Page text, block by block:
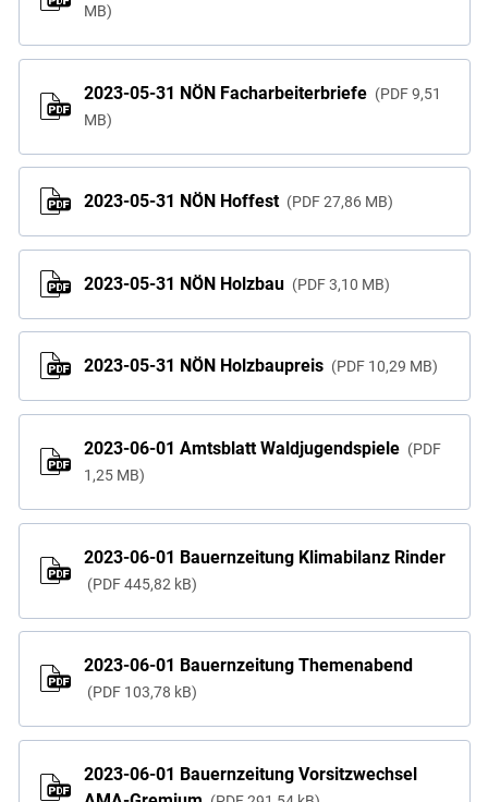
MB
2023-05-31 NÖN Facharbeiterbriefe PDF 9,51
MB
2023-05-31 NÖN Hoffest PDF 27,86 MB
2023-05-31 NÖN Holzbau PDF 3,10 MB
2023-05-31 NÖN Holzbaupreis PDF 10,29 MB
2023-06-01 Amtsblatt Waldjugendspiele
PDF
1,25 MB
2023-06-01 Bauernzeitung Klimabilanz Rinder
PDF 445,82 kB
2023-06-01 Bauernzeitung Themenabend
PDF 103,78 kB
2023-06-01 Bauernzeitung Vorsitzwechsel